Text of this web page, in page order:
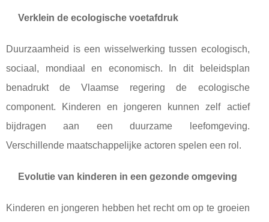
Verklein de ecologische voetafdruk
Duurzaamheid is een wisselwerking tussen ecologisch,
sociaal, mondiaal en economisch. In dit beleidsplan
benadrukt de Vlaamse regering de ecologische
component. Kinderen en jongeren kunnen zelf actief
bijdragen aan een duurzame leefomgeving.
Verschillende maatschappelijke actoren spelen een rol.
Evolutie van kinderen in een gezonde omgeving
Kinderen en jongeren hebben het recht om op te groeien